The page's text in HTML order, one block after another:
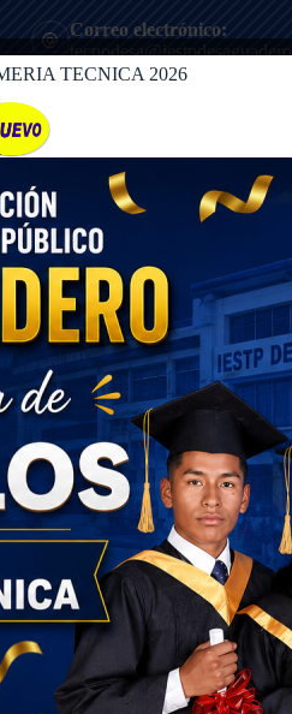
Correo electrónico:
Tramite
TECNICA 2026